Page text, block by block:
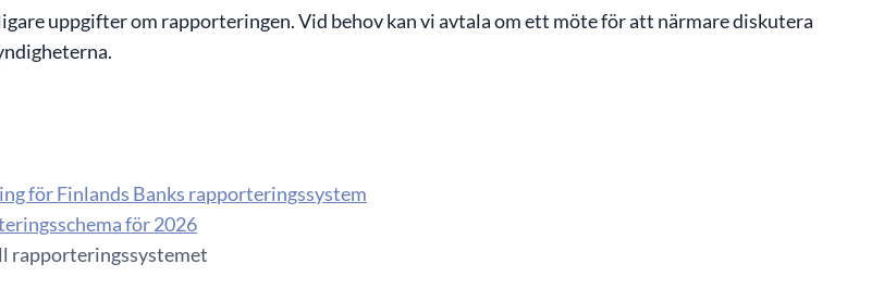
uppgifter om rapporteringen. Vid behov kan vi avtala om ett möte för att närmare diskutera
för Finlands Banks rapporteringssystem
för 2026
rapporteringssystemet